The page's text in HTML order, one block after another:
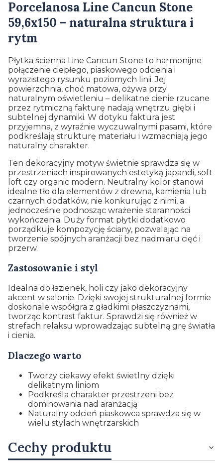
Porcelanosa Line Cancun Stone
59,6x150 – naturalna struktura i
rytm
Płytka ścienna Line Cancun Stone to harmonijne
połączenie ciepłego, piaskowego odcienia i
wyrazistego rysunku poziomych linii. Jej
powierzchnia, choć matowa, ożywa przy
naturalnym oświetleniu – delikatne cienie rzucane
przez rytmiczną fakturę nadają wnętrzu głębi i
subtelnej dynamiki. W dotyku faktura jest
przyjemna, z wyraźnie wyczuwalnymi pasami, które
podkreślają strukturę materiału i wzmacniają jego
naturalny charakter.
Ten dekoracyjny motyw świetnie sprawdza się w
przestrzeniach inspirowanych estetyką japandi, soft
loft czy organic modern. Neutralny kolor stanowi
idealne tło dla elementów z drewna, kamienia lub
czarnych dodatków, nie konkurując z nimi, a
jednocześnie podnosząc wrażenie staranności
wykończenia. Duży format płytki dodatkowo
porządkuje kompozycję ściany, pozwalając na
tworzenie spójnych aranżacji bez nadmiaru cięć i
przerw.
Zastosowanie i styl
Idealna do łazienek, holi czy jako dekoracyjny
akcent w salonie. Dzięki swojej strukturalnej formie
doskonale współgra z gładkimi płaszczyznami,
tworząc kontrast faktur. Sprawdzi się również w
strefach relaksu wprowadzając subtelną grę światła
i cienia.
Dlaczego warto
Tworzy ciekawy efekt świetlny dzięki
delikatnym liniom
Podkreśla charakter przestrzeni bez
dominowania nad aranżacją
Naturalny odcień piaskowca sprawdza się w
wielu stylach wnętrzarskich
Cechy produktu